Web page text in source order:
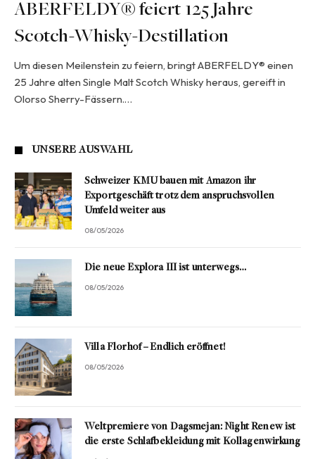
ABERFELDY® feiert 125 Jahre
Scotch-Whisky-Destillation
Um diesen Meilenstein zu feiern, bringt ABERFELDY® einen
25 Jahre alten Single Malt Scotch Whisky heraus, gereift in
Olorso Sherry-Fässern.…
UNSERE AUSWAHL
Schweizer KMU bauen mit Amazon ihr
Exportgeschäft trotz dem anspruchsvollen
Umfeld weiter aus
08/05/2026
Die neue Explora III ist unterwegs…
08/05/2026
Villa Florhof – Endlich eröffnet!
08/05/2026
Weltpremiere von Dagsmejan: Night Renew ist
die erste Schlafbekleidung mit Kollagenwirkung